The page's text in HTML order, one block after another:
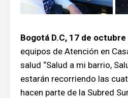
Bogotá D.C, 17 de
equipos de Atención en
salud “Salud a mi barrio,
estarán recorriendo las
hacen parte de la Subred